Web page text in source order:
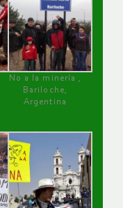
No a la minería ,
Bariloche,
Argentina